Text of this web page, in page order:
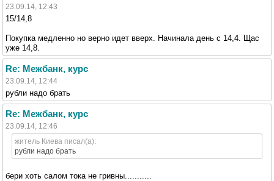
23.09.14, 12:43
15/14,8
Покупка медленно но верно идет вверх. Начинала день с 14,4. Щас
уже 14,8.
Re: Межбанк, курс
23.09.14, 12:44
рубли надо брать
Re: Межбанк, курс
23.09.14, 12:46
житель Киева писал(а):
рубли надо брать
бери хоть салом тока не гривны...........